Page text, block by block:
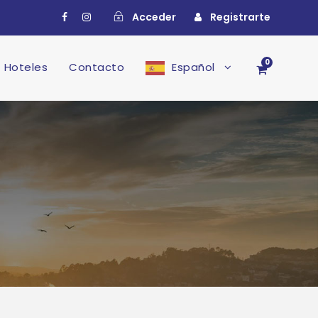
Acceder Registrarte
Hoteles Contacto Español 0